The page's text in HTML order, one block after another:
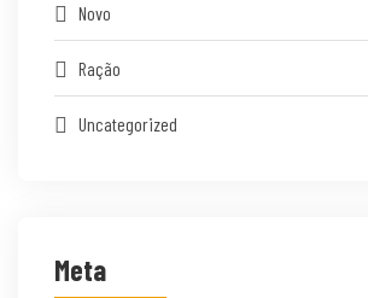
Novo
Ração
Uncategorized
Meta